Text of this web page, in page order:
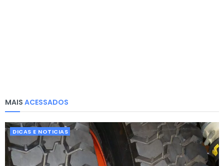
MAIS ACESSADOS
DICAS E NOTICIAS